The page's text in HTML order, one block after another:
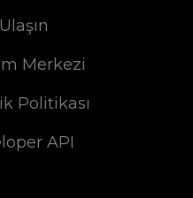
Merkezi
Politikası
API